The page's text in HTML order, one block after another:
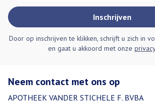
Inschrijven
Door op inschrijven te klikken, schrijft u zich in
en gaat u akkoord met onze
Neem contact met ons op
APOTHEEK VANDER STICHELE F. BVBA